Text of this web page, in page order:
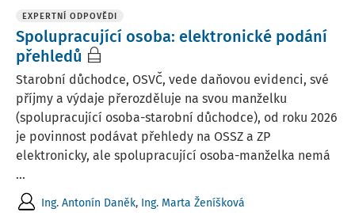
EXPERTNÍ ODPOVĚDI
Spolupracující osoba: elektronické podání
přehledů
Starobní důchodce, OSVČ, vede daňovou evidenci, své
příjmy a výdaje přerozděluje na svou manželku
(spolupracující osoba-starobní důchodce), od roku 2026
je povinnost podávat přehledy na OSSZ a ZP
elektronicky, ale spolupracující osoba-manželka nemá
...
Ing. Antonín Daněk, Ing. Marta Ženíšková